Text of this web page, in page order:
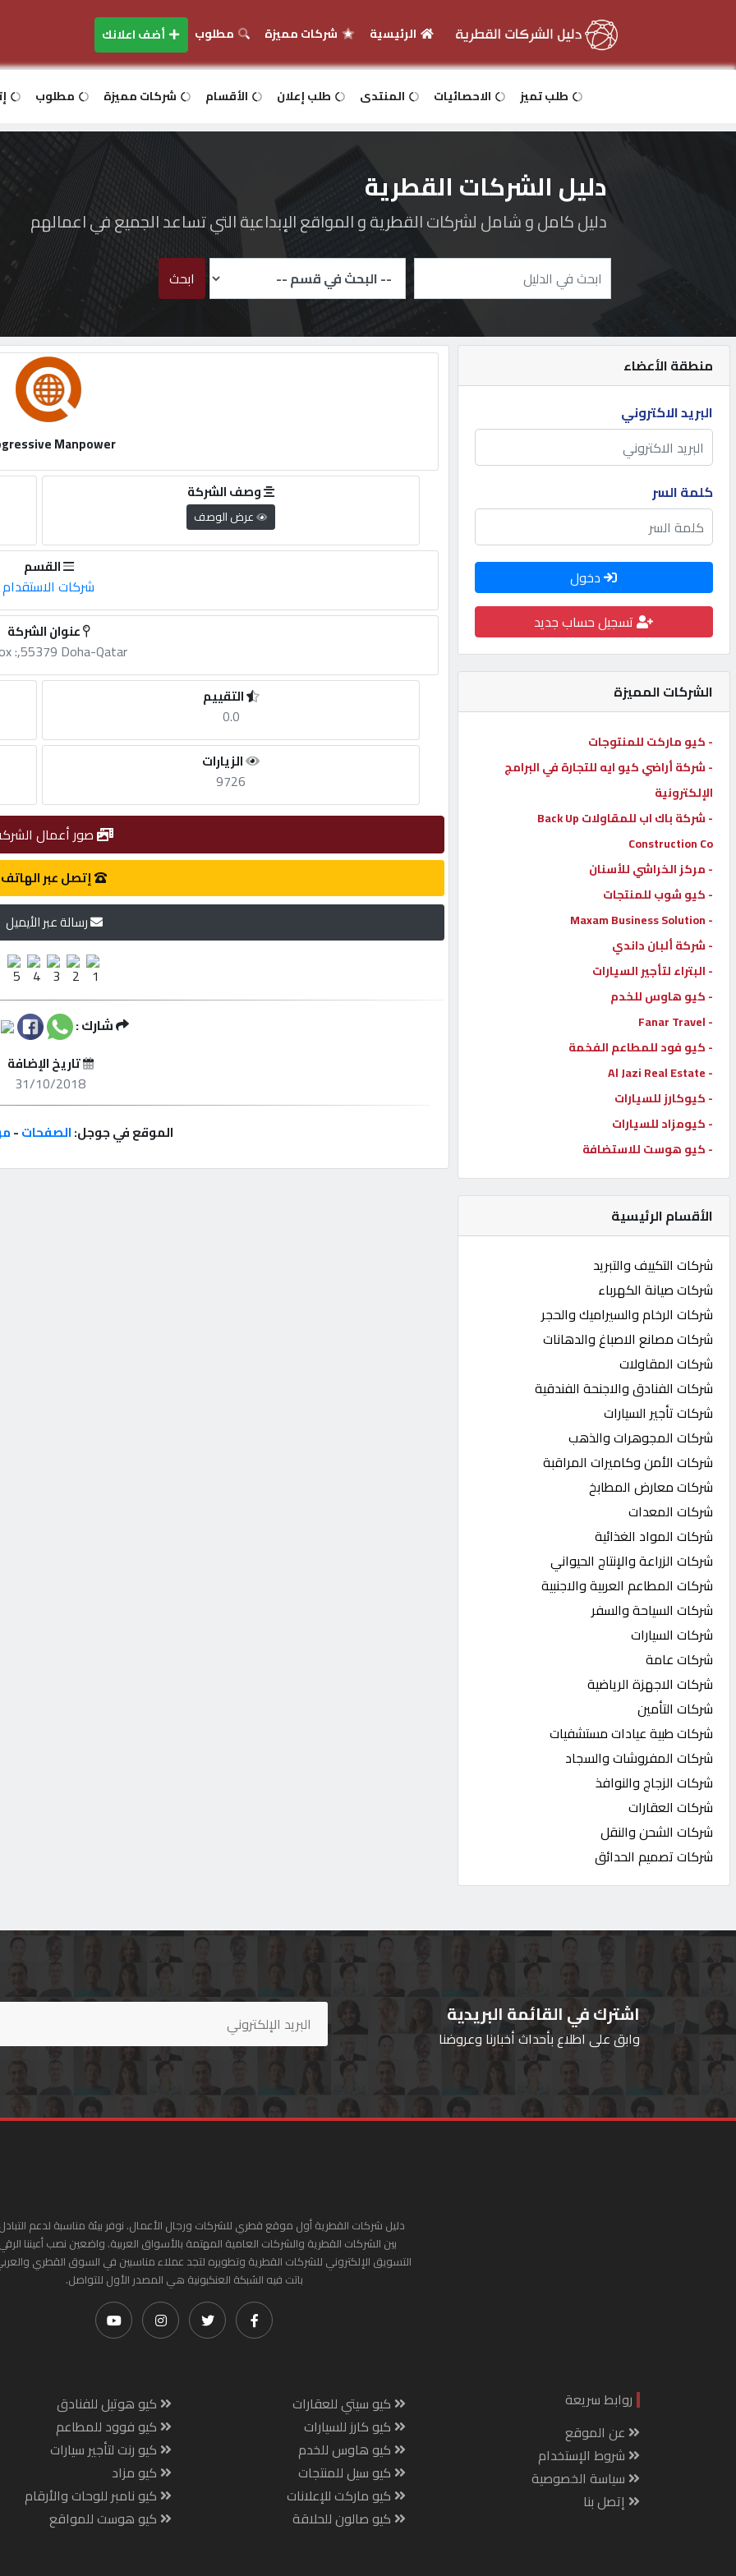
دخول
اعلانك
مطلوب
طلب
الاحصائيات
الأقسام
شركات
مميزة
إبحث
إتصل
بنا
إعلانات
المنتدى
كيو
مزاد
كيو
نمبر
كيو
كارز
كيو
ماركت
الدليل
القطري
POWERED
QHOST
الرئيسية شركات مميزة مطلوب أضف اعلانك
طلب تميز الاحصائيات المنتدى طلب إعلان الأقسام شركات مميزة مطلوب
دليل الشركات القطرية
دليل كامل و شامل لشركات القطرية و المواقع الإبداعية التي تساعد الجميع في اعمالهم
ابحث
منطقة الأعضاء
البريد الاكتروني
كلمة السر
دخول
تسجيل حساب جديد
الشركات المميزة
- كيو ماركت للمنتوجات
- شركة أراضي كيو ايه للتجارة في البرامج
الإلكترونية
- شركة باك اب للمقاولات Back Up
Construction Co
- مركز الخراشي للأسنان
- كيو شوب للمنتجات
- Maxam Business Solution
- شركة ألبان داندي
- البتراء لتأجير السيارات
- كيو هاوس للخدم
- Fanar Travel
- كيو فود للمطاعم الفخمة
- Al Jazi Real Estate
- كيوكارز للسيارات
- كيومزاد للسيارات
- كيو هوست للاستضافة
الأقسام الرئيسية
شركات التكييف والتبريد
شركات صيانة الكهرباء
شركات الرخام والسيراميك والحجر
شركات مصانع الاصباغ والدهانات
شركات المقاولات
شركات الفنادق والاجنحة الفندقية
شركات تأجير السيارات
شركات المجوهرات والذهب
شركات الأمن وكاميرات المراقبة
شركات معارض المطابخ
شركات المعدات
شركات المواد الغذائية
شركات الزراعة والإنتاج الحيواني
شركات المطاعم العربية والاجنبية
شركات السياحة والسفر
شركات السيارات
شركات عامة
شركات الاجهزة الرياضية
شركات التأمين
شركات طبية عيادات مستشفيات
شركات المفروشات والسجاد
شركات الزجاج والنوافذ
شركات العقارات
شركات الشحن والنقل
شركات تصميم الحدائق
Manpower
وصف الشركة
عرض الوصف
القسم
شركات الاستقدام
عنوان الشركة
:,55379 Doha-Qatar
التقييم
0.0
الزيارات
9726
صور أعمال
إتصل عبر الهاتف
رسالة عبر الأيميل
شارك :
تاريخ الإضافة
31/10/2018
الموقع في جوجل:الصفحات-
اشترك في القائمة البريدية
وابق على اطلاع بأحداث أخبارنا وعروضنا
دليل شركات القطرية أول موقع قطري للشركات ورجال الأعمال. نوفر بيئة مناسبة لدعم
بين الشركات القطرية والشركات العامية المهتمة بالأسواق العربية. واضعين نصب أعيننا
التسويق الإلكتروني للشركات القطرية وتطويره لتجد عملاء مناسبين في السوق القطري
باتت فيه الشبكة العنكبونية هي المصدر الأول للتواصل.
روابط سريعة
عن الموقع
شروط الإستخدام
سياسة الخصوصية
إتصل بنا
كيو سيتي للعقارات
كيو كارز للسيارات
كيو هاوس للخدم
كيو سيل للمنتجات
كيو ماركت للإعلانات
كيو صالون للحلاقة
كيو هوتيل للفنادق
كيو فوود للمطاعم
كيو رنت لتأجير سيارات
كيو مزاد
كيو نامبر للوحات والأرقام
كيو هوست للمواقع